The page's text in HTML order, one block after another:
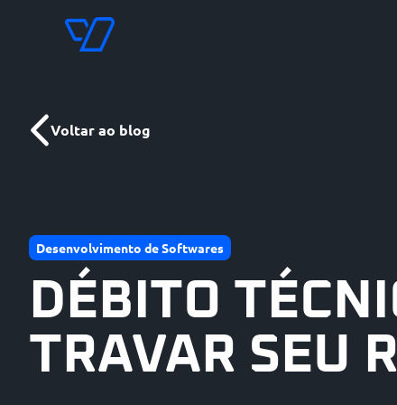
Voltar ao blog
Desenvolvimento de Softwares
DÉBITO
TRAVAR SEU